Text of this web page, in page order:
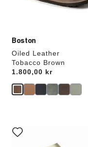
Boston
Oiled Leather
Tobacco Brown
Price:
1.800,00 kr
med
swatch-